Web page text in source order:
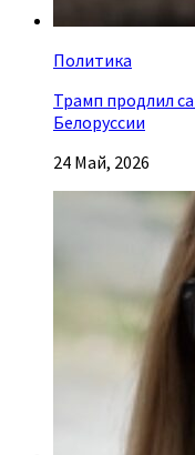
Политика
Трамп продлил
Белоруссии
24 Май, 2026